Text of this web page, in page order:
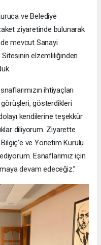
ve Belediye
ziyaretinde bulunarak
mevcut Sanayi
elzemliliğinden
ihtiyaçları
gösterdikleri
kendilerine teşekkür
diliyorum. Ziyarette
ve Yönetim Kurulu
Esnaflarımız için
devam edeceğiz.”